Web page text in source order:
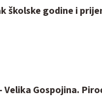
školske godine i
Velika Gospojina.